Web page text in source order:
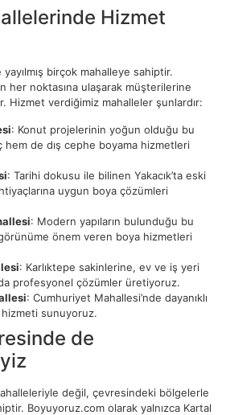
Hizmet
birçok mahalleye sahiptir.
her noktasına ulaşarak müşterilerine
Hizmet verdiğimiz mahalleler şunlardır:
: Konut projelerinin yoğun olduğu bu
hem de dış cephe boyama hizmetleri
: Tarihi dokusu ile bilinen Yakacık’ta eski
uygun boya çözümleri
: Modern yapıların bulunduğu bu
önem veren boya hizmetleri
: Karlıktepe sakinlerine, ev ve iş yeri
profesyonel çözümler üretiyoruz.
: Cumhuriyet Mahallesi’nde dayanıklı
sunuyoruz.
de
değil, çevresindeki bölgelerle
Boyuyoruz.com olarak yalnızca Kartal